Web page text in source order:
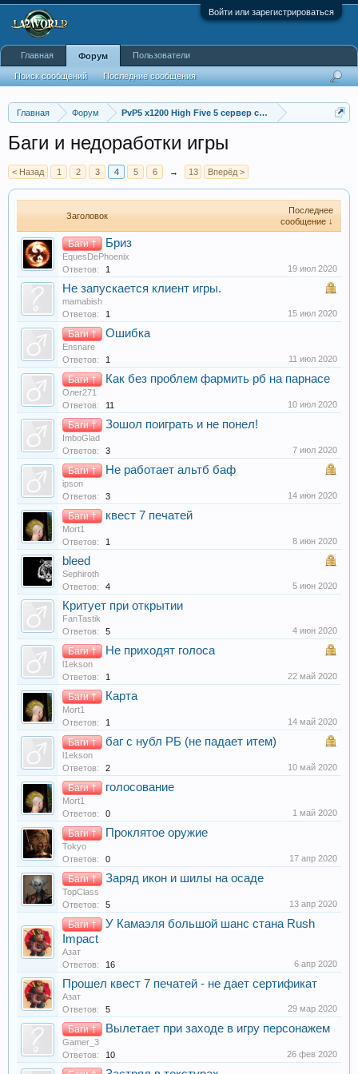
Войти или зарегистрироваться
Главная Форум PvP5 x1200 High Five 5 сервер с бафером
Баги и недоработки игры
< Назад 1 2 3 4 5 6 → 13 Вперёд >
Заголовок
Последнее
сообщение ↓
Баги † Бриз
EquesDePhoenix
Ответов:
1 19 июл 2020
Не запускается клиент игры.
mamabish
Ответов:
1 15 июл 2020
Баги † Ошибка
Ensnare
Ответов:
1 11 июл 2020
Баги † Как без проблем фармить рб на парнасе
Олег271
Ответов:
11 10 июл 2020
Баги † Зошол поиграть и не понел!
ImboGlad
Ответов:
3 7 июл 2020
Баги † Не работает альтб баф
ipson
Ответов:
3 14 июн 2020
Баги † квест 7 печатей
Mort1
Ответов:
1 8 июн 2020
bleed
Sephiroth
Ответов:
4 5 июн 2020
Критует при открытии
FanTastik
Ответов:
5 4 июн 2020
Баги † Не приходят голоса
l1ekson
Ответов:
1 22 май 2020
Баги † Карта
Mort1
Ответов:
1 14 май 2020
Баги † баг с нубл РБ (не падает итем)
l1ekson
Ответов:
2 10 май 2020
Баги † голосование
Mort1
Ответов:
0 1 май 2020
Баги † Проклятое оружие
Tokyo
Ответов:
0 17 апр 2020
Баги † Заряд икон и шилы на осаде
TopClass
Ответов:
5 13 апр 2020
Баги †
У Камаэля большой шанс стана Rush
Impact
Азат
Ответов:
16 6 апр 2020
Прошел квест 7 печатей - не дает сертификат
Азат
Ответов:
5 29 мар 2020
Баги † Вылетает при заходе в игру персонажем
Gamer_3
Ответов:
10 26 фев 2020
Главная Форум
Поиск сообщений Последние сообщения
Пользователи